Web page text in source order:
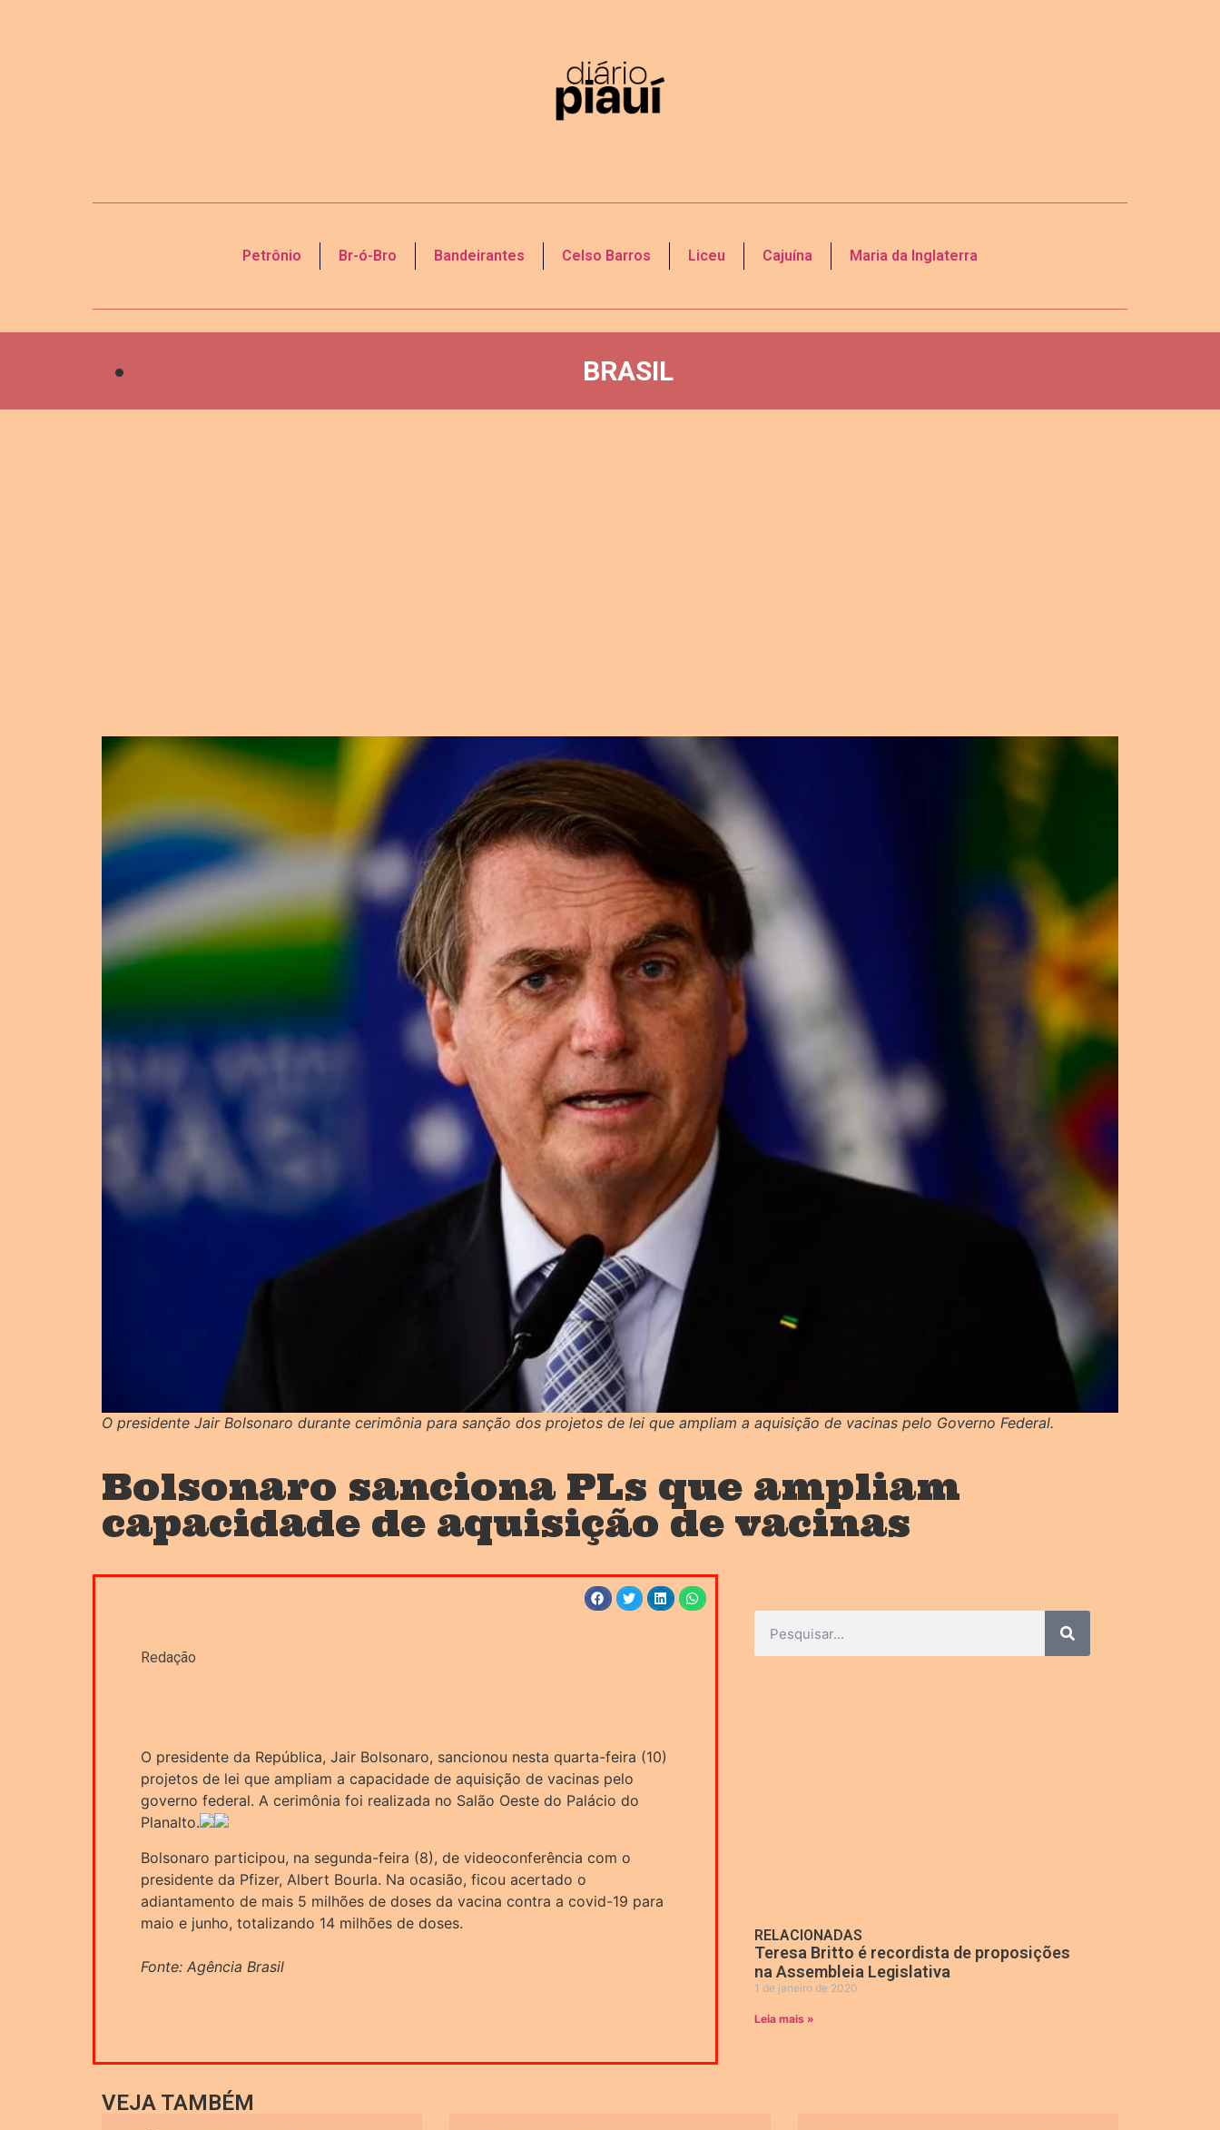
Petrônio Br-ó-Bro Bandeirantes Celso Barros Liceu Cajuína Maria da Inglaterra
BRASIL
O presidente Jair Bolsonaro durante cerimônia para sanção dos projetos de lei que ampliam a aquisição de vacinas pelo Governo Federal.
Bolsonaro sanciona PLs que ampliam
capacidade de aquisição de vacinas
Redação
O presidente da República, Jair Bolsonaro, sancionou nesta quarta-feira (10)
projetos de lei que ampliam a capacidade de aquisição de vacinas pelo
governo federal. A cerimônia foi realizada no Salão Oeste do Palácio do
Planalto.
Bolsonaro participou, na segunda-feira (8), de videoconferência com o
presidente da Pfizer, Albert Bourla. Na ocasião, ficou acertado o
adiantamento de mais 5 milhões de doses da vacina contra a covid-19 para
maio e junho, totalizando 14 milhões de doses.
Fonte: Agência Brasil
RELACIONADAS
Teresa Britto é recordista de proposições
na Assembleia Legislativa
1 de janeiro de 2020
Leia mais »
VEJA TAMBÉM